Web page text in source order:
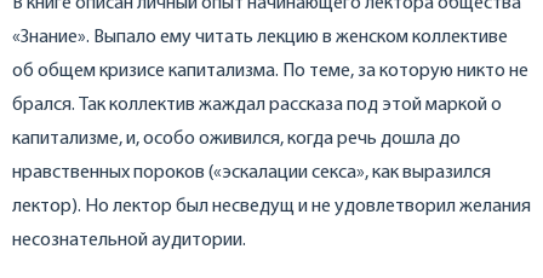
«Знание». Выпало ему читать лекцию в женском коллективе
об общем кризисе капитализма. По теме, за которую никто не
брался. Так коллектив жаждал рассказа под этой маркой о
капитализме, и, особо оживился, когда речь дошла до
нравственных пороков («эскалации секса», как выразился
лектор). Но лектор был несведущ и не удовлетворил желания
несознательной аудитории.